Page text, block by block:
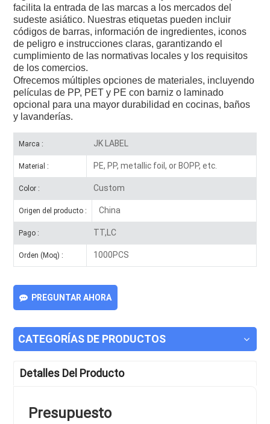
facilita la entrada de las marcas a los mercados del
sudeste asiático. Nuestras etiquetas pueden incluir
códigos de barras, información de ingredientes, iconos
de peligro e instrucciones claras, garantizando el
cumplimiento de las normativas locales y los requisitos
de los comercios.
Ofrecemos múltiples opciones de materiales, incluyendo
películas de PP, PET y PE con barniz o laminado
opcional para una mayor durabilidad en cocinas, baños
y lavanderías.
Marca : JK LABEL
Material : PE, PP, metallic foil, or BOPP, etc.
Color : Custom
Origen del producto : China
Pago : TT,LC
Orden (Moq) : 1000PCS
PREGUNTAR AHORA
CATEGORÍAS DE PRODUCTOS
Detalles Del Producto
Presupuesto